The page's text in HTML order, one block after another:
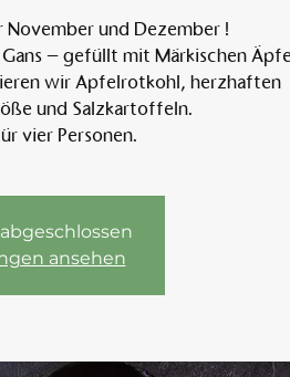
Am
und Dezember !
– gefüllt mit Märkischen
wir Apfelrotkohl, herzhaften
und Salzkartoffeln.
vier Personen.
ansehen